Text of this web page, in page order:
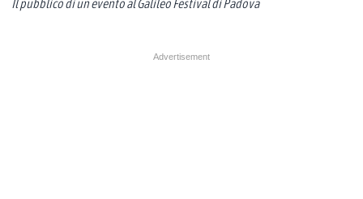
Il pubblico di un evento al Galileo Festival di Padova